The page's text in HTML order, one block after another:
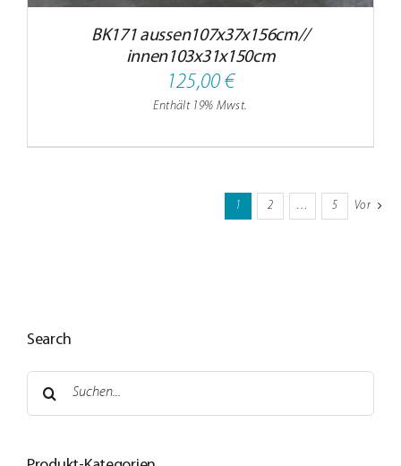
BK171 aussen107x37x156cm//
innen103x31x150cm
125,00€
Enthält 19% Mwst.
1 2 … 5 Vor
Search
Suche
nach: